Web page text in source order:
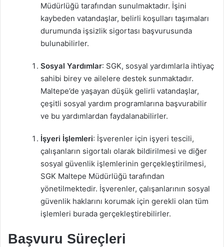
Müdürlüğü tarafından sunulmaktadır. İşini
kaybeden vatandaşlar, belirli koşulları taşımaları
durumunda işsizlik sigortası başvurusunda
bulunabilirler.
Sosyal Yardımlar: SGK, sosyal yardımlarla ihtiyaç
sahibi birey ve ailelere destek sunmaktadır.
Maltepe’de yaşayan düşük gelirli vatandaşlar,
çeşitli sosyal yardım programlarına başvurabilir
ve bu yardımlardan faydalanabilirler.
İşyeri İşlemleri: İşverenler için işyeri tescili,
çalışanların sigortalı olarak bildirilmesi ve diğer
sosyal güvenlik işlemlerinin gerçekleştirilmesi,
SGK Maltepe Müdürlüğü tarafından
yönetilmektedir. İşverenler, çalışanlarının sosyal
güvenlik haklarını korumak için gerekli olan tüm
işlemleri burada gerçekleştirebilirler.
Başvuru Süreçleri